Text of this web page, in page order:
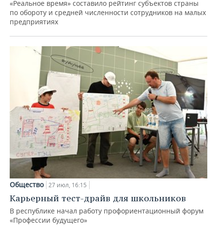
«Реальное время» составило рейтинг субъектов страны
по обороту и средней численности сотрудников на малых
предприятиях
Общество 27 июл, 16:15
Карьерный тест-драйв для школьников
В республике начал работу профориентационный форум
«Профессии будущего»